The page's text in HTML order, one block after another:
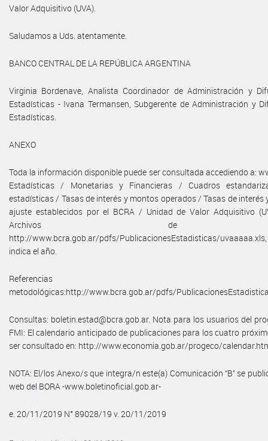
Valor Adquisitivo (UVA).
Saludamos a Uds. atentamente.
BANCO CENTRAL DE LA REPÚBLICA ARGENTINA
Virginia Bordenave, Analista Coordinador de Administración y
Estadísticas - Ivana Termansen, Subgerente de Administración y
Estadísticas.
ANEXO
Toda la información disponible puede ser consultada accediendo a:
Estadísticas / Monetarias y Financieras / Cuadros
estadísticas / Tasas de interés y montos operados / Tasas de interés
ajuste establecidos por el BCRA / Unidad de Valor Adquisitivo
Archivos de
http://www.bcra.gob.ar/pdfs/PublicacionesEstadisticas/
indica el año.
Referencias
metodológicas:http://www.bcra.gob.ar/pdfs/
Consultas: boletin.estad@bcra.gob.ar. Nota para los usuarios del
FMI: El calendario anticipado de publicaciones para los cuatro
ser consultado en: http://www.economia.gob.ar/progeco/
NOTA: El/los Anexo/s que integra/n este(a) Comunicación “B” se
web del BORA -www.boletinoficial.gob.ar-
e. 20/11/2019 N° 89028/19 v. 20/11/2019